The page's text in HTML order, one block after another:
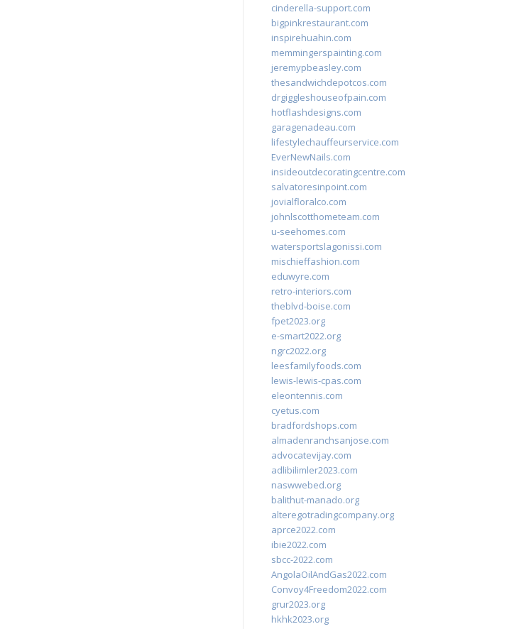
cinderella-support.com
bigpinkrestaurant.com
inspirehuahin.com
memmingerspainting.com
jeremypbeasley.com
thesandwichdepotcos.com
drgiggleshouseofpain.com
hotflashdesigns.com
garagenadeau.com
lifestylechauffeurservice.com
EverNewNails.com
insideoutdecoratingcentre.com
salvatoresinpoint.com
jovialfloralco.com
johnlscotthometeam.com
u-seehomes.com
watersportslagonissi.com
mischieffashion.com
eduwyre.com
retro-interiors.com
theblvd-boise.com
fpet2023.org
e-smart2022.org
ngrc2022.org
leesfamilyfoods.com
lewis-lewis-cpas.com
eleontennis.com
cyetus.com
bradfordshops.com
almadenranchsanjose.com
advocatevijay.com
adlibilimler2023.com
naswwebed.org
balithut-manado.org
alteregotradingcompany.org
aprce2022.com
ibie2022.com
sbcc-2022.com
AngolaOilAndGas2022.com
Convoy4Freedom2022.com
grur2023.org
hkhk2023.org